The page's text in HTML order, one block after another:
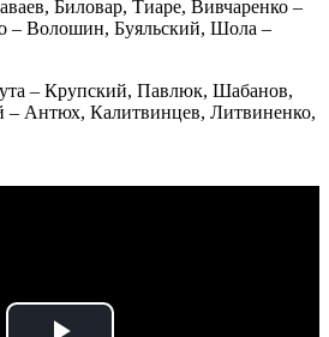
Биловар, Тиаре, Вивчаренко –
– Волошин, Буяльский, Шола –
– Крупский, Павлюк, Шабанов,
Антюх, Калитвинцев, Литвиненко,